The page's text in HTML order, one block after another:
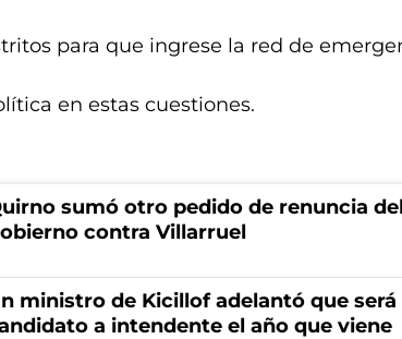
para que ingrese la red de
en estas cuestiones.
sumó otro pedido de renuncia del
contra Villarruel
ministro de Kicillof adelantó que será
a intendente el año que viene